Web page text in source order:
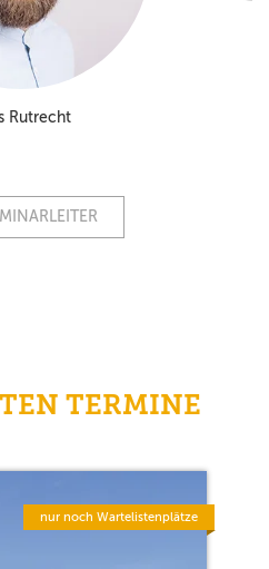
Rutrecht
TERMINE
nur noch Wartelistenplätze